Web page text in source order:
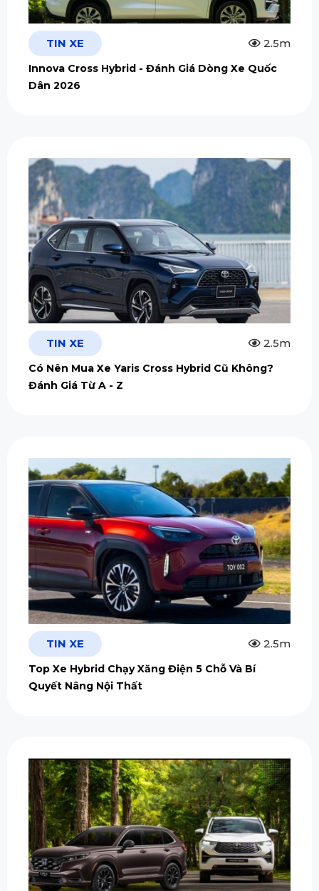
TIN XE 2.5m
Innova Cross Hybrid - Đánh Giá Dòng Xe Quốc
Dân 2026
TIN XE 2.5m
Có Nên Mua Xe Yaris Cross Hybrid Cũ Không?
Đánh Giá Từ A - Z
TIN XE 2.5m
Top Xe Hybrid Chạy Xăng Điện 5 Chỗ Và Bí
Quyết Nâng Nội Thất